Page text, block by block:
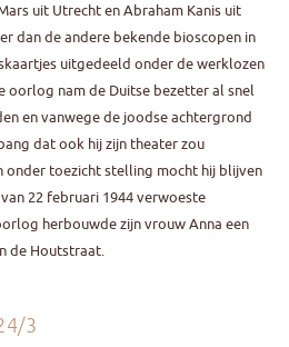
uit Utrecht en Abraham Kanis uit
dan de andere bekende bioscopen in
uitgedeeld onder de werklozen
oorlog nam de Duitse bezetter al snel
en vanwege de joodse achtergrond
dat ook hij zijn theater zou
onder toezicht stelling mocht hij blijven
22 februari 1944 verwoeste
herbouwde zijn vrouw Anna een
de Houtstraat.
3